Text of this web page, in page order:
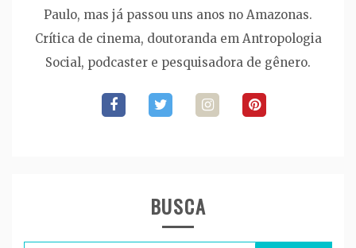
Paulo, mas já passou uns anos no Amazonas.
Crítica de cinema, doutoranda em Antropologia
Social, podcaster e pesquisadora de gênero.
BUSCA